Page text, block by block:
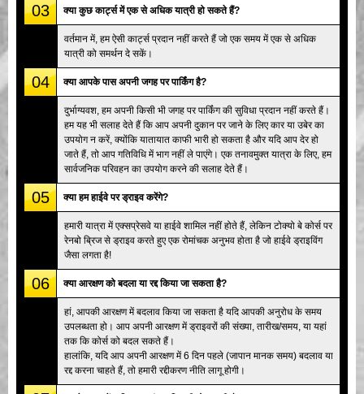
03 क्या कुछ कार्ट्स में एक से अधिक यात्री हो सकते हैं?
वर्तमान में, हम ऐसी कार्ट्स प्रदान नहीं करते हैं जो एक समय में एक से अधिक
यात्री को समर्थन दे सकें।
04 क्या आपके पास अपनी जगह पर पार्किंग है?
दुर्भाग्यवश, हम अपनी किसी भी जगह पर पार्किंग की सुविधा प्रदान नहीं करते हैं।
हम यह भी सलाह देते हैं कि आप अपनी दुकान पर जाने के लिए कार या उबेर का
उपयोग न करें, क्योंकि यातायात काफी भारी हो सकता है और यदि आप देर हो
जाते हैं, तो आप गतिविधि में भाग नहीं ले पाएंगे। एक तनावमुक्त यात्रा के लिए, हम
सार्वजनिक परिवहन का उपयोग करने की सलाह देते हैं।
05 क्या हम हाईवे पर ड्राइव करेंगे?
हमारी यात्रा में एक्सप्रेसवे या हाईवे शामिल नहीं होते हैं, लेकिन टोक्यो बे कोर्स पर
रेनबो ब्रिज से ड्राइव करते हुए एक रोमांचक अनुभव होता है जो हाईवे ड्राइविंग
जैसा लगता है!
06 क्या आरक्षण को बदला या रद्द किया जा सकता है?
हां, आपकी आरक्षण में बदलाव किया जा सकता है यदि आपकी अनुरोध के समय
उपलब्धता हो। आप अपनी आरक्षण में ड्राइवरों की संख्या, तारीख/समय, या यहां
तक कि कोर्स को बदल सकते हैं।
हालांकि, यदि आप अपनी आरक्षण में 6 दिन पहले (जापान मानक समय) बदलाव या
रद्द करना चाहते हैं, तो हमारी रद्दीकरण नीति लागू होगी।